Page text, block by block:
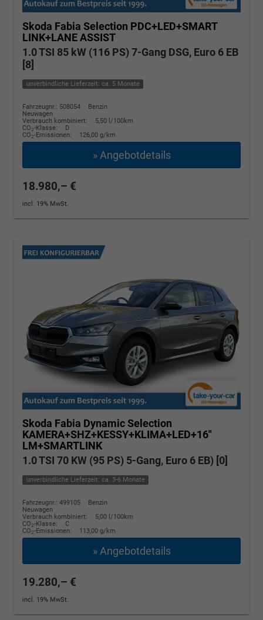
Skoda Fabia Selection PDC+LED+SMART
LINK+LANE ASSIST
1.0 TSI 85 kW (116 PS) 7-Gang DSG, Euro 6 EB
[8]
unverbindliche Lieferzeit: ca. 5 Monate
Fahrzeugnr.: 508054
Benzin
Neuwagen
Verbrauch kombiniert:
5,50 l/100km
CO2-Klasse:
D
CO2-Emissionen: 126,00 g/km
» Angebotdetails
18.980,– €
incl. 19% MwSt.
Skoda Fabia Dynamic Selection
KAMERA+SHZ+KESSY+KLIMA+LED+16"
LM+SMARTLINK
1.0 TSI 70 KW (95 PS) 5-Gang, Euro 6 EB) [0]
unverbindliche Lieferzeit: ca. 3-6 Monate
Fahrzeugnr.: 499105
Benzin
Neuwagen
Verbrauch kombiniert:
5,00 l/100km
CO2-Klasse:
C
CO2-Emissionen: 113,00 g/km
» Angebotdetails
19.280,– €
incl. 19% MwSt.